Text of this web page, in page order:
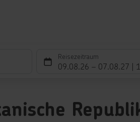
Reisezeitraum
09.08.26 – 07.08.27